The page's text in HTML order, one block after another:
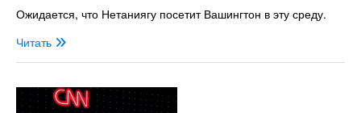
Ожидается, что Нетаниягу посетит Вашингтон в эту среду.
Читать